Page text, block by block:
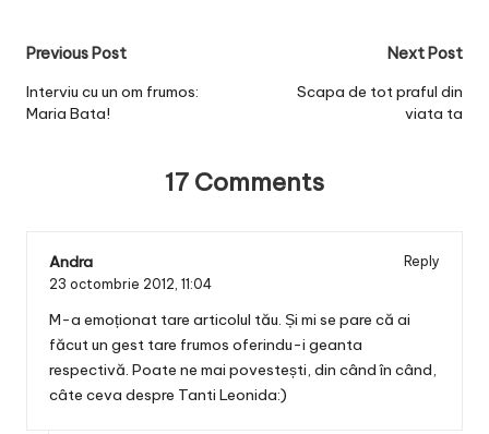
Post
navigation
Previous Post
Interviu cu un om frumos:
Maria Bata!
Next Post
Scapa de tot praful din
viata ta
17 Comments
Andra
Reply
23 octombrie 2012, 11:04
M-a emoționat tare articolul tău. Și mi se pare că ai
făcut un gest tare frumos oferindu-i geanta
respectivă. Poate ne mai povestești, din când în când,
câte ceva despre Tanti Leonida:)